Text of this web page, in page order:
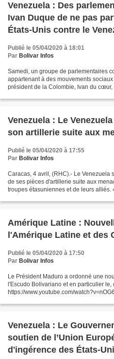
Venezuela : Des
Ivan Duque de ne pas
États-Unis contre le
Publié le 05/04/2020 à 18:01
Par Bolivar Infos
Samedi, un groupe de parlementaires
appartenant à des mouvements
président de la Colombie, Ivan du cœur,
Venezuela : Le
son artillerie suite aux
Publié le 05/04/2020 à 17:55
Par Bolivar Infos
Caracas, 4 avril, (RHC).- Le
de ses pièces d'artillerie suite aux
troupes étasuniennes et de leurs alliés.
Amérique Latine :
l'Amérique Latine et des
Publié le 05/04/2020 à 17:50
Par Bolivar Infos
Le Président Maduro a ordonné une
l'Escudo Bolivariano et en particulier
https://www.youtube.com/
Venezuela : Le
soutien de l’Union
d'ingérence des États-